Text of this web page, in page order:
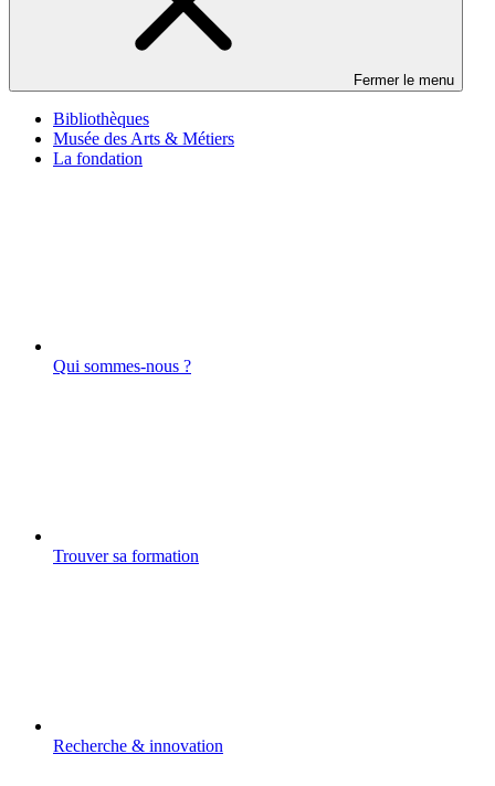
Fermer le menu
Bibliothèques
Musée des Arts & Métiers
La fondation
Qui sommes-nous ?
Trouver sa formation
Recherche & innovation